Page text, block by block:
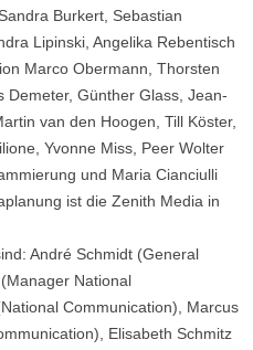
Burkert, Sebastian
Lipinski, Angelika Rebentisch
Marco Obermann, Thorsten
Günther Glass, Jean-
van den Hoogen, Till Köster,
Yvonne Miss, Peer Wolter
und Maria Cianciulli
ist die Zenith Media in
André Schmidt (General
National
Communication), Marcus
Elisabeth Schmitz